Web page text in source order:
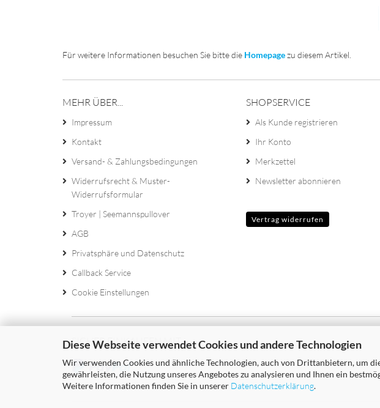
Diese Webseite verwendet Cookies und andere Technologien
Wir verwenden Cookies und ähnliche Technologien, auch von Drittanbietern, um
gewährleisten, die Nutzung unseres Angebotes zu analysieren und Ihnen ein
Weitere Informationen finden Sie in unserer Datenschutzerklärung.
Für weitere Informationen besuchen Sie bitte die Homepagezu diesem Artikel.
MEHR ÜBER...
Impressum
Kontakt
Versand- & Zahlungsbedingungen
Widerrufsrecht & Muster-
Widerrufsformular
Troyer | Seemannspullover
AGB
Privatsphäre und Datenschutz
Callback Service
Cookie Einstellungen
SHOPSERVICE
Als Kunde registrieren
Ihr Konto
Merkzettel
Newsletter abonnieren
Vertrag widerrufen
SICHER EINKAUFEN MIT